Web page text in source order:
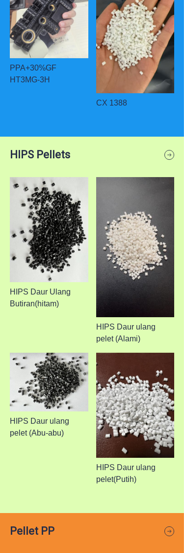
PPA+30%GF
HT3MG-3H
CX 1388
HIPS Pellets
HIPS Daur Ulang
Butiran(hitam)
HIPS Daur ulang
pelet (Alami)
HIPS Daur ulang
pelet (Abu-abu)
HIPS Daur ulang
pelet(Putih)
Pellet PP